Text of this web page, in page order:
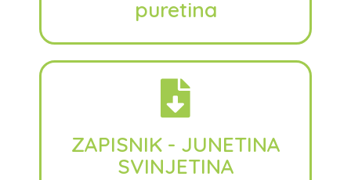
puretina
ZAPISNIK - JUNETINA
SVINJETINA